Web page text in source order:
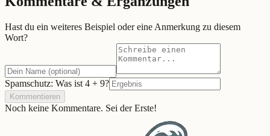
Hast du ein weiteres Beispiel oder eine Anmerkung zu diesem
Wort?
Spamschutz: Was ist 4 + 9?
Kommentieren
Noch keine Kommentare. Sei der Erste!